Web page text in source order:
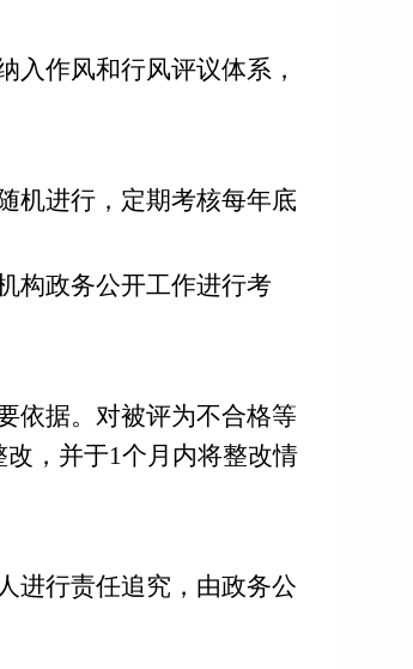
作风和行风评议体系，
机进行，定期考核每年底
构政务公开工作进行考
依据。对被评为不合格等
，并于1个月内将整改情
进行责任追究，由政务公